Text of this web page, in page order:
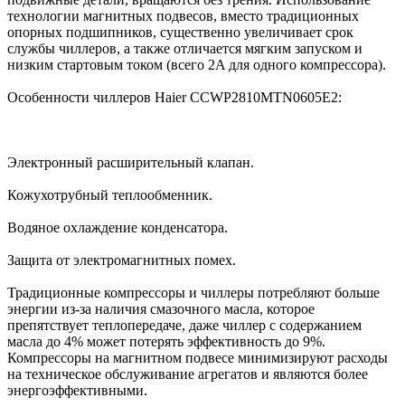
технологии магнитных подвесов, вместо традиционных
опорных подшипников, существенно увеличивает срок
службы чиллеров, а также отличается мягким запуском и
низким стартовым током (всего 2A для одного компрессора).
Особенности чиллеров Haier CCWP2810MTN0605E2:
Электронный расширительный клапан.
Кожухотрубный теплообменник.
Водяное охлаждение конденсатора.
Защита от электромагнитных помех.
Традиционные компрессоры и чиллеры потребляют больше
энергии из-за наличия смазочного масла, которое
препятствует теплопередаче, даже чиллер с содержанием
масла до 4% может потерять эффективность до 9%.
Компрессоры на магнитном подвесе минимизируют расходы
на техническое обслуживание агрегатов и являются более
энергоэффективными.